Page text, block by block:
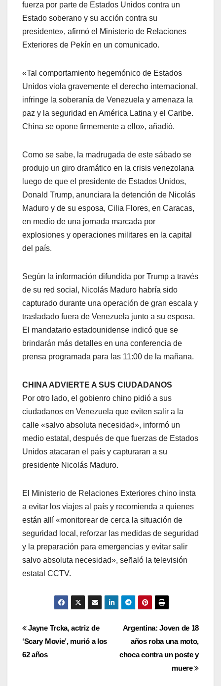
fuerza por parte de Estados Unidos contra un
Estado soberano y su acción contra su
presidente», afirmó el Ministerio de Relaciones
Exteriores de Pekín en un comunicado.
«Tal comportamiento hegemónico de Estados
Unidos viola gravemente el derecho internacional,
infringe la soberanía de Venezuela y amenaza la
paz y la seguridad en América Latina y el Caribe.
China se opone firmemente a ello», añadió.
Como se sabe, la madrugada de este sábado se
produjo un giro dramático en la crisis venezolana
luego de que el presidente de Estados Unidos,
Donald Trump, anunciara la detención de Nicolás
Maduro y de su esposa, Cilia Flores, en Caracas,
en medio de una jornada marcada por
explosiones y operaciones militares en la capital
del país.
Según la información difundida por Trump a través
de su red social, Nicolás Maduro habría sido
capturado durante una operación de gran escala y
trasladado fuera de Venezuela junto a su esposa.
El mandatario estadounidense indicó que se
brindarán más detalles en una conferencia de
prensa programada para las 11:00 de la mañana.
CHINA ADVIERTE A SUS CIUDADANOS
Por otro lado, el gobienro chino pidió a sus
ciudadanos en Venezuela que eviten salir a la
calle «salvo absoluta necesidad», informó un
medio estatal, después de que fuerzas de Estados
Unidos atacaran el país y capturaran a su
presidente Nicolás Maduro.
El Ministerio de Relaciones Exteriores chino insta
a evitar los viajes al país y recomienda a quienes
están allí «monitorear de cerca la situación de
seguridad local, reforzar las medidas de seguridad
y la preparación para emergencias y evitar salir
salvo absoluta necesidad», señaló la televisión
estatal CCTV.
Navegación
de
Argentina: Joven de 18
años roba una moto,
choca contra un poste y
muere
Jayne Trcka, actriz de
‘Scary Movie’, murió a los
62 años